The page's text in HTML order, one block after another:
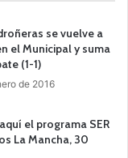
se vuelve a
el Municipal y suma
(1-1)
de 2016
el programa SER
La Mancha, 30